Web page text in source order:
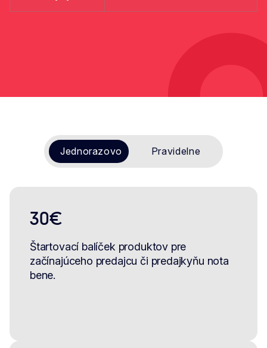
Jednorazovo Pravidelne
30€
Štartovací balíček produktov pre
začínajúceho predajcu či predajkyňu nota
bene.